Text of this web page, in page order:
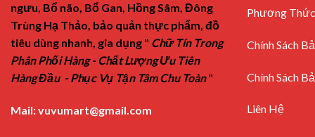
ngưu, Bổ não, Bổ Gan, Hồng Sâm, Đông
Trùng Hạ Thảo, bảo quản thực phẩm, đồ
tiêu dùng nhanh, gia dụng " Chữ Tín Trong
Phân Phối Hàng - Chất Lượng Ưu Tiên
Hàng Đầu - Phục Vụ Tận Tâm Chu Toàn"
Mail:vuvumart@gmail.com
Phương
Chính Sách
Chính Sách
Liên Hệ